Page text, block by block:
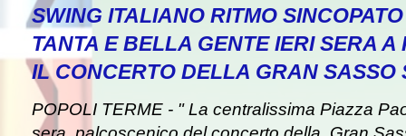
SWING ITALIANO RITMO
TANTA E BELLA GENTE IERI SERA A
IL CONCERTO DELLA GRAN SASSO
POPOLI TERME - " La centralissima Piazza